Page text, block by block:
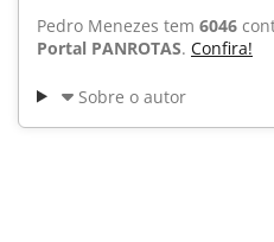
Pedro Menezes tem 6046
Portal PANROTAS. Confira!
Sobre o autor